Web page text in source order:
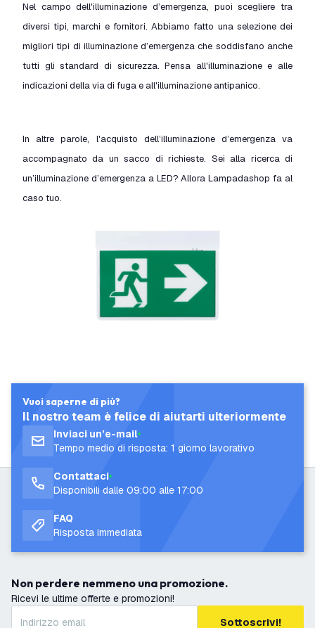
Nel campo dell'illuminazione d’emergenza, puoi scegliere tra
diversi tipi, marchi e fornitori. Abbiamo fatto una selezione dei
migliori tipi di illuminazione d’emergenza che soddisfano anche
tutti gli standard di sicurezza. Pensa all'illuminazione e alle
indicazioni della via di fuga e all'illuminazione antipanico.
In altre parole, l'acquisto dell’illuminazione d’emergenza va
accompagnato da un sacco di richieste. Sei alla ricerca di
un’illuminazione d’emergenza a LED? Allora Lampadashop fa al
caso tuo.
Vuoi saperne di più?
Il nostro team è felice di aiutarti ulteriormente
Inviaci un’e-mail
Tempo medio di risposta: 1 giorno lavorativo
Contattaci
Disponibili dalle 09:00 alle 17:00
FAQ
Risposta immediata
Non perdere nemmeno una promozione.
Ricevi le ultime offerte e promozioni!
Sottoscrivi!